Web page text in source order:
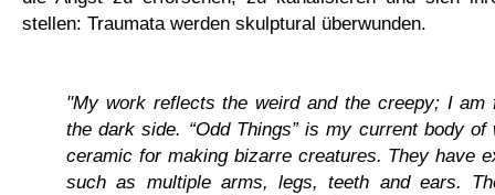
stellen: Traumata werden skulptural überwunden.
"My work reflects the weird and the creepy; I am
the dark side. “Odd Things” is my current body
ceramic for making bizarre creatures. They have
such as multiple arms, legs, teeth and ears.